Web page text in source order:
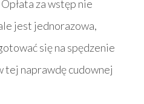
Opłata za wstęp nie
jest jednorazowa,
się na spędzenie
tej naprawdę cudownej